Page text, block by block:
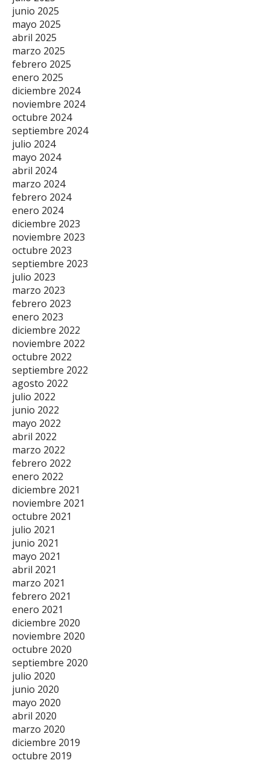
junio 2025
mayo 2025
abril 2025
marzo 2025
febrero 2025
enero 2025
diciembre 2024
noviembre 2024
octubre 2024
septiembre 2024
julio 2024
mayo 2024
abril 2024
marzo 2024
febrero 2024
enero 2024
diciembre 2023
noviembre 2023
octubre 2023
septiembre 2023
julio 2023
marzo 2023
febrero 2023
enero 2023
diciembre 2022
noviembre 2022
octubre 2022
septiembre 2022
agosto 2022
julio 2022
junio 2022
mayo 2022
abril 2022
marzo 2022
febrero 2022
enero 2022
diciembre 2021
noviembre 2021
octubre 2021
julio 2021
junio 2021
mayo 2021
abril 2021
marzo 2021
febrero 2021
enero 2021
diciembre 2020
noviembre 2020
octubre 2020
septiembre 2020
julio 2020
junio 2020
mayo 2020
abril 2020
marzo 2020
diciembre 2019
octubre 2019